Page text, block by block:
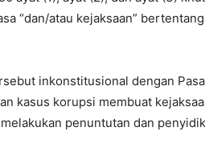
“dan/atau kejaksaan”
inkonstitusional dengan
kasus korupsi membuat
penuntutan dan